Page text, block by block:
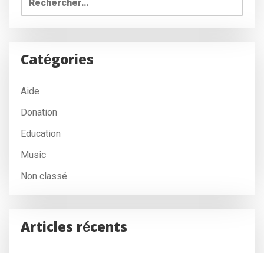
Catégories
Aide
Donation
Education
Music
Non classé
Articles récents